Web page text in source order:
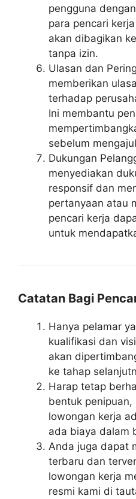
pengguna
para pencari
akan dibagikan
tanpa izin.
Ulasan dan
memberikan
terhadap
Ini membantu
sebelum
Dukungan
menyediakan
responsif dan
pertanyaan atau
pencari kerja
untuk
Catatan Bagi
Hanya pelamar
kualifikasi dan
akan
ke tahap
Harap tetap
bentuk
lowongan kerja
ada biaya dalam
Anda juga dapat
terbaru dan
lowongan kerja
resmi kami di